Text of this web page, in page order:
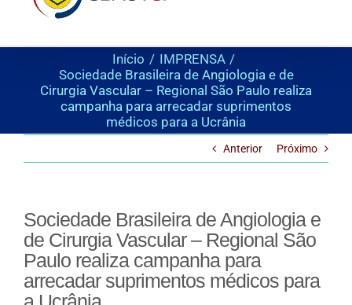
Início
IMPRENSA
Sociedade Brasileira de Angiologia e de
Cirurgia Vascular – Regional São Paulo realiza
campanha para arrecadar suprimentos
médicos para a Ucrânia
Anterior Próximo
Sociedade Brasileira de Angiologia e
de Cirurgia Vascular – Regional São
Paulo realiza campanha para
arrecadar suprimentos médicos para